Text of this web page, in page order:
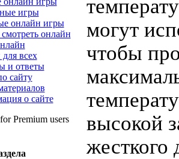
игры
онлайн игры
онлайн
всех
и ответы
сайту
о сайте
Premium users
могут
чтобы
высокой
жесткого